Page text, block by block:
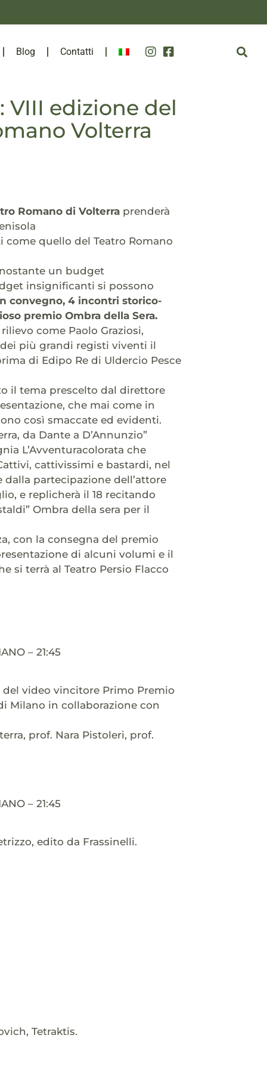
Blog Contatti
VIII edizione del
Volterra
Romano di Volterra prenderà
quello del Teatro Romano
un budget
insignificanti si possono
convegno, 4 incontri storico-
premio Ombra della Sera.
come Paolo Graziosi,
più grandi registi viventi il
di Edipo Re di Uldercio Pesce
il tema prescelto dal direttore
che mai come in
così smaccate ed evidenti.
da Dante a D’Annunzio”
L’Avventuracolorata che
cattivissimi e bastardi, nel
partecipazione dell’attore
e replicherà il 18 recitando
Ombra della sera per il
con la consegna del premio
di alcuni volumi e il
si terrà al Teatro Persio Flacco
– 21:45
video vincitore Primo Premio
Milano in collaborazione con
prof. Nara Pistoleri, prof.
– 21:45
edito da Frassinelli.
Tetraktis.